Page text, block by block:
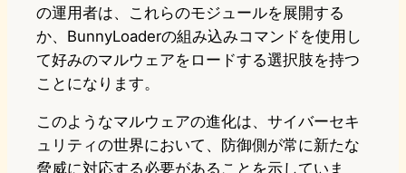
の運用者は、これらのモジュールを展開する
か、BunnyLoaderの組み込みコマンドを使用し
て好みのマルウェアをロードする選択肢を持つ
ことになります。
このようなマルウェアの進化は、サイバーセキ
ュリティの世界において、防御側が常に新たな
脅威に対応する必要があることを示していま